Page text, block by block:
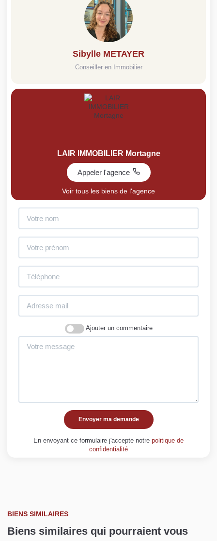
Sibylle METAYER
Conseiller en Immobilier
LAIR IMMOBILIER Mortagne
Appeler l'agence
Voir tous les biens de l'agence
Ajouter un commentaire
Envoyer ma demande
En envoyant ce formulaire j'accepte notre politique de
confidentialité
BIENS SIMILAIRES
Biens similaires qui pourraient vous